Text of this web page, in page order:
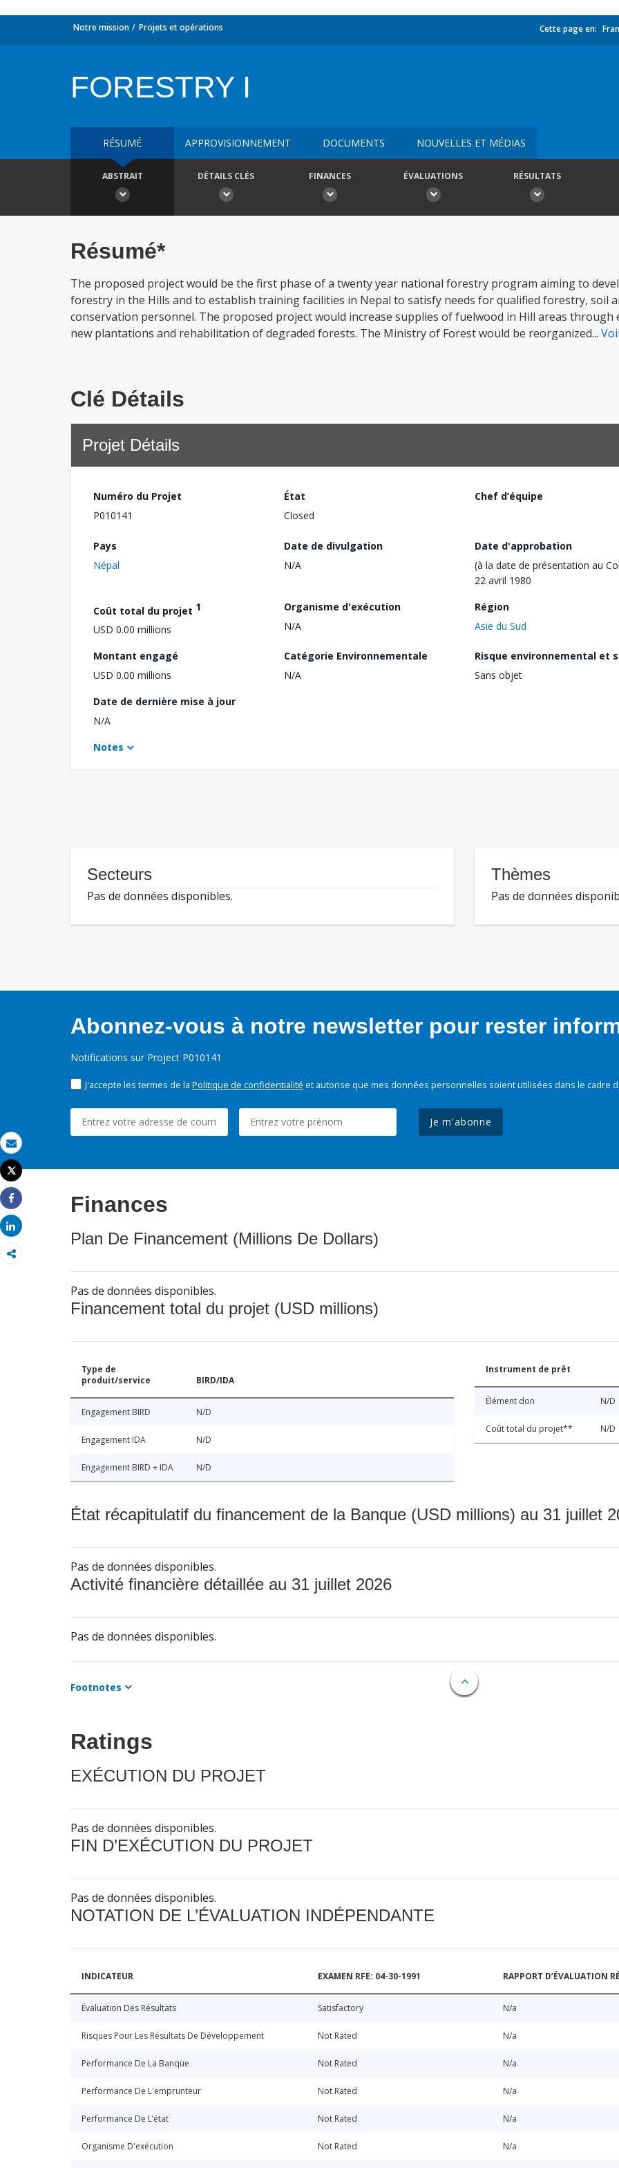
Email
Imprimer
Tweet
Share
Share
Notre mission Projets et opérations Cette page en:
FORESTRY I
RÉSUMÉ APPROVISIONNEMENT DOCUMENTS NOUVELLES ET MÉDIAS
ABSTRAIT DÉTAILS CLÉS FINANCES ÉVALUATIONS RÉSULTATS
Résumé*
The proposed project would be the first phase of a twenty year national forestry program aiming to
forestry in the Hills and to establish training facilities in Nepal to satisfy needs for qualified forestry, soil
conservation personnel. The proposed project would increase supplies of fuelwood in Hill areas through
new plantations and rehabilitation of degraded forests. The Ministry of Forest would be reorganized...
Clé Détails
Projet Détails
Numéro du Projet
P010141
État
Closed
Chef d’équipe
Pays
Népal
Date de divulgation
N/A
Date d'approbation
(à la date de présentation au
22 avril 1980
Coût total du projet 1
USD 0.00 millions
Organisme d'exécution
N/A
Région
Asie du Sud
Montant engagé
USD 0.00 millions
Catégorie Environnementale
N/A
Risque environnemental et
Sans objet
Date de dernière mise à jour
N/A
Notes
Secteurs
Pas de données disponibles.
Thèmes
Pas de données
Abonnez-vous à notre newsletter pour rester
Notifications sur Project P010141
J'accepte les termes de la Politique de confidentialité et autorise que mes données personnelles soient utilisées dans le cadre
Je m'abonne
Finances
Plan De Financement (Millions De Dollars)
Pas de données disponibles.
Financement total du projet (USD millions)
Type de
produit/service
BIRD/IDA
Engagement BIRD N/D
Engagement IDA N/D
Engagement BIRD + IDA N/D
Instrument de prêt
Élément don N/D
Coût total du projet** N/D
État récapitulatif du financement de la Banque (USD millions) au 31 juillet
Pas de données disponibles.
Activité financière détaillée au 31 juillet 2026
Pas de données disponibles.
Footnotes
Ratings
EXÉCUTION DU PROJET
Pas de données disponibles.
FIN D’EXÉCUTION DU PROJET
Pas de données disponibles.
NOTATION DE L’ÉVALUATION INDÉPENDANTE
INDICATEUR EXAMEN RFE: 04-30-1991 RAPPORT D’ÉVALUATION
Évaluation Des Résultats Satisfactory N/a
Risques Pour Les Résultats De Développement Not Rated N/a
Performance De La Banque Not Rated N/a
Performance De L'emprunteur Not Rated N/a
Performance De L’état Not Rated N/a
Organisme D'exécution Not Rated N/a